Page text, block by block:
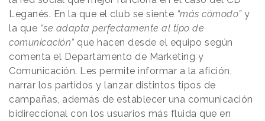
Leganés. En la que el club se siente “más cómodo”y
la que “se adapta perfectamente al tipo de
comunicación”que hacen desde el equipo según
comenta el Departamento de Marketing y
Comunicación. Les permite informar a la afición,
narrar los partidos y lanzar distintos tipos de
campañas, además de establecer una comunicación
bidireccional con los usuarios más fluida que en